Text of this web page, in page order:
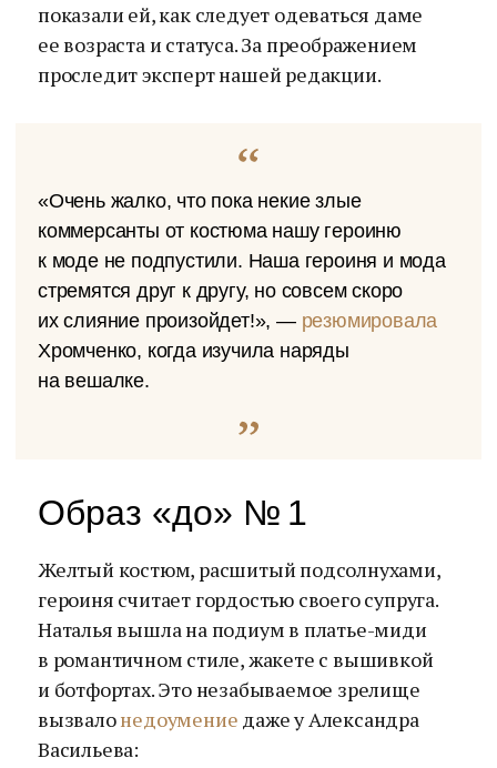
показали ей, как следует одеваться даме
ее возраста и статуса. За преображением
проследит эксперт нашей редакции.
«Очень жалко, что пока некие злые
коммерсанты от костюма нашу героиню
к моде не подпустили. Наша героиня и мода
стремятся друг к другу, но совсем скоро
их слияние произойдет!», — резюмировала
Хромченко, когда изучила наряды
на вешалке.
Образ «до» № 1
Желтый костюм, расшитый подсолнухами,
героиня считает гордостью своего супруга.
Наталья вышла на подиум в платье-миди
в романтичном стиле, жакете с вышивкой
и ботфортах. Это незабываемое зрелище
вызвалонедоумение даже у Александра
Васильева: